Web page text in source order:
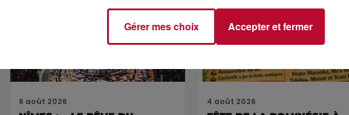
6 août 2026 4 août 2026
Gérer mes choix Accepter et fermer